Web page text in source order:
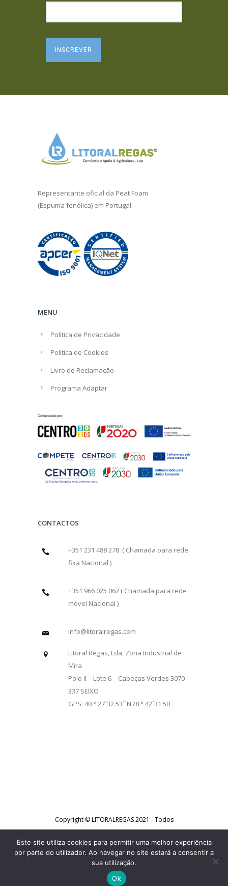
Representante oficial da Peat Foam
(Espuma fenólica) em Portugal
MENU
Politica de Privacidade
Politica de Cookies
Livro de Reclamação
Programa Adaptar
CONTACTOS
+351 231 488 278 ( Chamada para rede
fixa Nacional )
+351 966 025 062 ( Chamada para rede
móvel Nacional )
info@litoralregas.com
Litoral Regas, Lda, Zona Industrial de
Mira
Polo II – Lote 6 – Cabeças Verdes 3070-
337 SEIXO
GPS: 40 ° 27´32.53´´N /8 ° 42´31.50
Copyright © LITORALREGAS 2021 - Todos
porJCW
Este site utiliza cookies para permitir uma melhor experiência
por parte do utilizador. Ao navegar no site estará a consentir a
sua utilização.
Ok